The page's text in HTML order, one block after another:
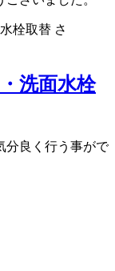
洗面水栓
分良く行う事がで